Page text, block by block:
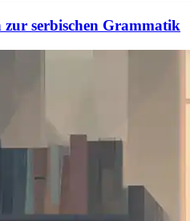
serbischen Grammatik